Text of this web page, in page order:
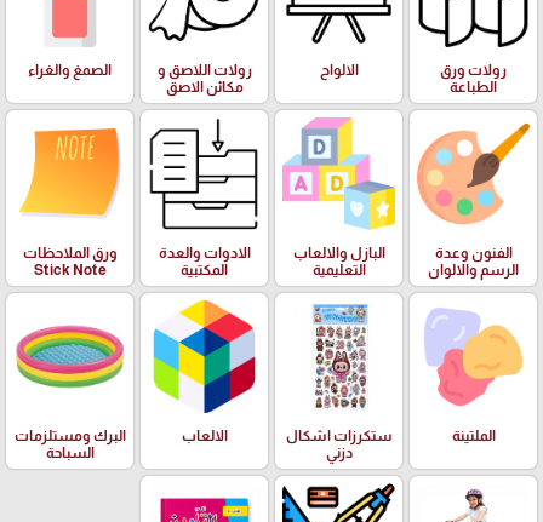
رولات ورق
الطباعة
الالواح
رولات اللاصق و
مكائن الاصق
الصمغ والغراء
الفنون وعدة
الرسم والالوان
البازل والالعاب
التعليمية
الادوات والعدة
المكتبية
ورق الملاحظات
Stick Note
الملتينة
ستكرزات اشكال
دزني
الالعاب
البرك ومستلزمات
السباحة